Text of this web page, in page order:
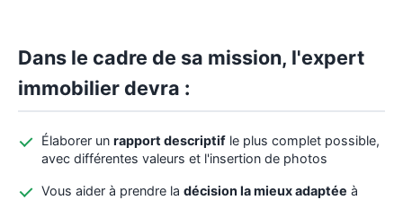
Dans le cadre de sa mission, l'expert
immobilier devra :
Élaborer un rapport descriptif le plus complet possible,
avec différentes valeurs et l'insertion de photos
Vous aider à prendre la décision la mieux adaptée à